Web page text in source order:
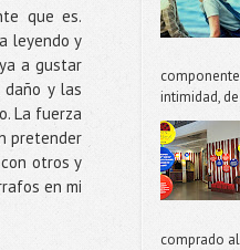
que es.
leyendo y
a gustar
y las
La fuerza
pretender
otros y
en mi
intimidad,
comprado